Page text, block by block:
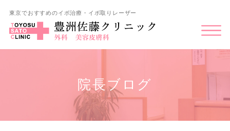
東京でおすすめのイボ治療・イボ取りレーザー
院長ブログ